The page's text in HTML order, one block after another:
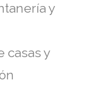
y
casas y